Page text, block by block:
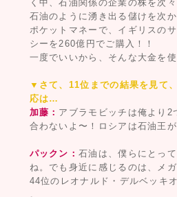
く中、石油関係の企業の株を次
石油のように湧き出る儲けを次か
ポケットマネーで、イギリスの
シーを260億円でご購入！！
一度でいいから、そんな大金を
▼さて、11位までの結果を見て
応は…
加藤： アブラモビッチは俺より2
合わないよ〜！ロシアは石油王が
パックン：石油は、僕らにとっ
ね。でも身近に感じるのは、メ
44位のレオナルド・デルベッキ
。